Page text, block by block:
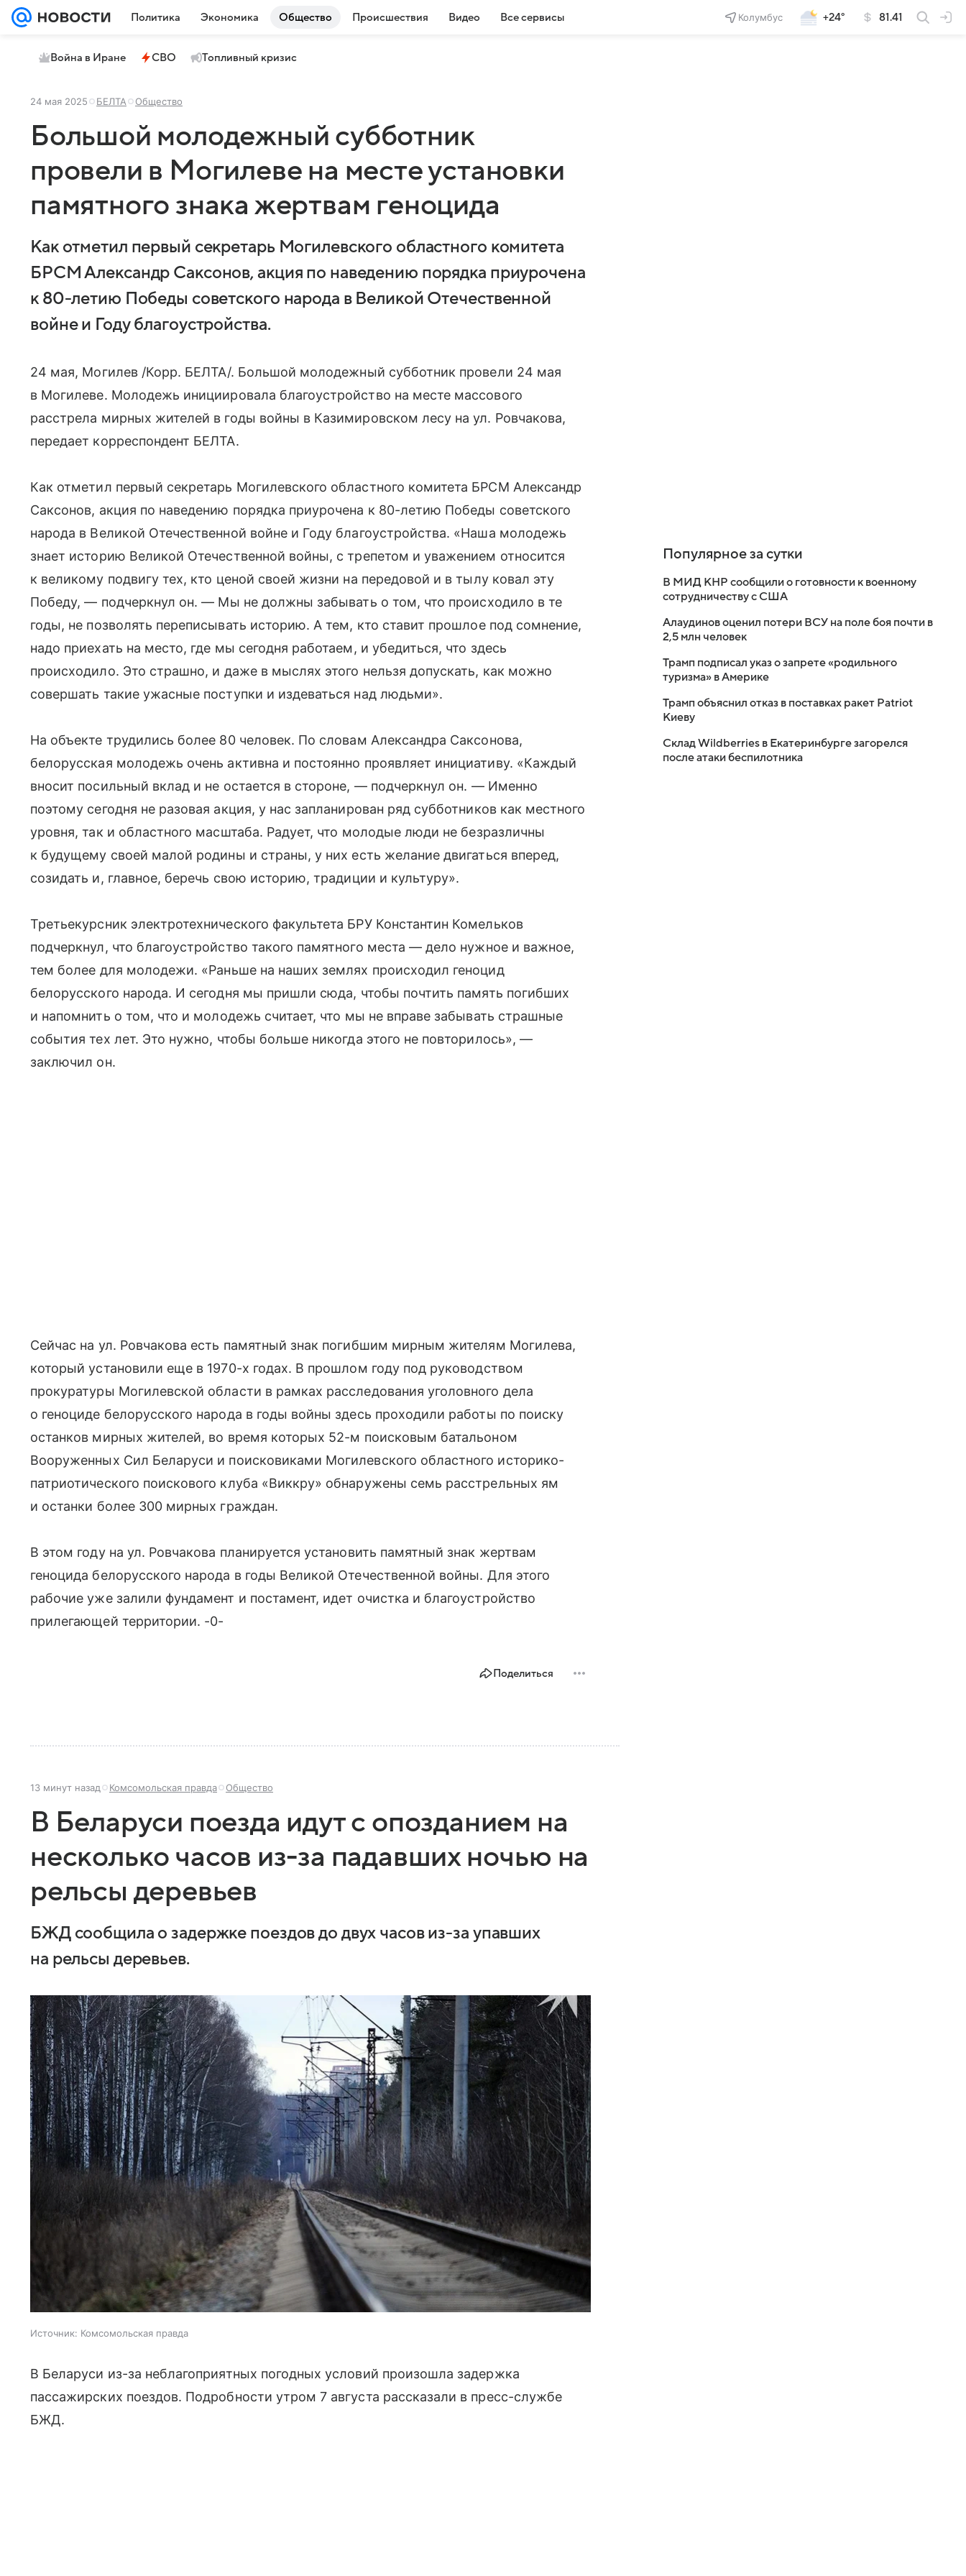
Политика Экономика Общество Происшествия Видео Все сервисы Колумбус +24° 81.41
Война в Иране СВО Топливный кризис
24 мая 2025 БЕЛТА Общество
Большой молодежный субботник
провели в Могилеве на месте установки
памятного знака жертвам геноцида
Как отметил первый секретарь Могилевского областного комитета
БРСМ Александр Саксонов, акция по наведению порядка приурочена
к 80-летию Победы советского народа в Великой Отечественной
войне и Году благоустройства.
24 мая, Могилев /Корр. БЕЛТА/. Большой молодежный субботник провели 24 мая
в Могилеве. Молодежь инициировала благоустройство на месте массового
расстрела мирных жителей в годы войны в Казимировском лесу на ул. Ровчакова,
передает корреспондент БЕЛТА.
Как отметил первый секретарь Могилевского областного комитета БРСМ Александр
Саксонов, акция по наведению порядка приурочена к 80-летию Победы советского
народа в Великой Отечественной войне и Году благоустройства. «Наша молодежь
знает историю Великой Отечественной войны, с трепетом и уважением относится
к великому подвигу тех, кто ценой своей жизни на передовой и в тылу ковал эту
Победу, — подчеркнул он. — Мы не должны забывать о том, что происходило в те
годы, не позволять переписывать историю. А тем, кто ставит прошлое под сомнение,
надо приехать на место, где мы сегодня работаем, и убедиться, что здесь
происходило. Это страшно, и даже в мыслях этого нельзя допускать, как можно
совершать такие ужасные поступки и издеваться над людьми».
На объекте трудились более 80 человек. По словам Александра Саксонова,
белорусская молодежь очень активна и постоянно проявляет инициативу. «Каждый
вносит посильный вклад и не остается в стороне, — подчеркнул он. — Именно
поэтому сегодня не разовая акция, у нас запланирован ряд субботников как местного
уровня, так и областного масштаба. Радует, что молодые люди не безразличны
к будущему своей малой родины и страны, у них есть желание двигаться вперед,
созидать и, главное, беречь свою историю, традиции и культуру».
Третьекурсник электротехнического факультета БРУ Константин Комельков
подчеркнул, что благоустройство такого памятного места — дело нужное и важное,
тем более для молодежи. «Раньше на наших землях происходил геноцид
белорусского народа. И сегодня мы пришли сюда, чтобы почтить память погибших
и напомнить о том, что и молодежь считает, что мы не вправе забывать страшные
события тех лет. Это нужно, чтобы больше никогда этого не повторилось», —
заключил он.
Сейчас на ул. Ровчакова есть памятный знак погибшим мирным жителям Могилева,
который установили еще в 1970-х годах. В прошлом году под руководством
прокуратуры Могилевской области в рамках расследования уголовного дела
о геноциде белорусского народа в годы войны здесь проходили работы по поиску
останков мирных жителей, во время которых 52-м поисковым батальоном
Вооруженных Сил Беларуси и поисковиками Могилевского областного историко-
патриотического поискового клуба «Виккру» обнаружены семь расстрельных ям
и останки более 300 мирных граждан.
В этом году на ул. Ровчакова планируется установить памятный знак жертвам
геноцида белорусского народа в годы Великой Отечественной войны. Для этого
рабочие уже залили фундамент и постамент, идет очистка и благоустройство
прилегающей территории. -0-
Поделиться
13 минут назад Комсомольская правда Общество
В Беларуси поезда идут с опозданием на
несколько часов из-за падавших ночью на
рельсы деревьев
БЖД сообщила о задержке поездов до двух часов из-за упавших
на рельсы деревьев.
Источник: Комсомольская правда
В Беларуси из-за неблагоприятных погодных условий произошла задержка
пассажирских поездов. Подробности утром 7 августа рассказали в пресс-службе
БЖД.
Популярное за сутки
В МИД КНР сообщили о готовности к военному
сотрудничеству с США
Алаудинов оценил потери ВСУ на поле боя почти в
2,5 млн человек
Трамп подписал указ о запрете «родильного
туризма» в Америке
Трамп объяснил отказ в поставках ракет Patriot
Киеву
Склад Wildberries в Екатеринбурге загорелся
после атаки беспилотника